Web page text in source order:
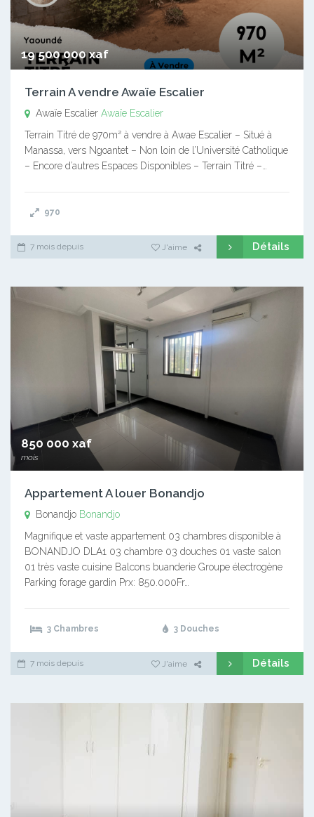
19 500 000 xaf
Terrain A vendre Awaïe Escalier
Awaïe Escalier Awaïe Escalier
Terrain Titré de 970m² à vendre à Awae Escalier – Situé à
Manassa, vers Ngoantet – Non loin de l’Université Catholique
– Encore d’autres Espaces Disponibles – Terrain Titré –…
970
7 mois depuis J'aime Détails
850 000 xaf
mois
Appartement A louer Bonandjo
Bonandjo Bonandjo
Magnifique et vaste appartement 03 chambres disponible à
BONANDJO DLA1 03 chambre 03 douches 01 vaste salon
01 très vaste cuisine Balcons buanderie Groupe électrogène
Parking forage gardin Prx: 850.000Fr…
3 Chambres 3 Douches
7 mois depuis J'aime Détails